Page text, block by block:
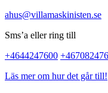
ahus@villamaskinisten.se
Sms’a eller ring till
+4644247600
Läs mer om hur det går till!